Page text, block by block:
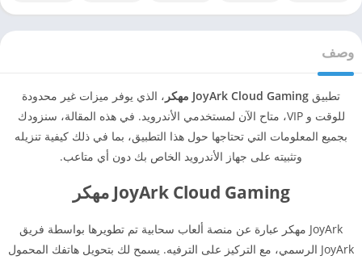
وصف
تطبيق JoyArk Cloud Gaming مهكر
، الذي يوفر ميزات غير محدودة
للوقت و VIP، متاح الآن لمستخدمي الأندرويد. في هذه المقالة، سنزودك
بجميع المعلومات التي تحتاجها حول هذا التطبيق، بما في ذلك كيفية تنزيله
وتثبيته على جهاز الأندرويد الخاص بك دون أي متاعب.
JoyArk Cloud Gaming مهكر
JoyArk مهكر عبارة عن منصة ألعاب سحابية تم تطويرها بواسطة فريق
JoyArk الرسمي، مع التركيز على الترفيه. يسمح لك بتحويل هاتفك المحمول